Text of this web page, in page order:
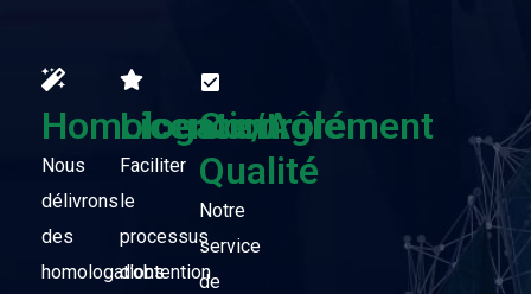
Homologation
Nous
délivrons
des
homologations
Licence/Agrément
Faciliter
le
processus
d’obtention
Contrôle
Qualité
Notre
service
de